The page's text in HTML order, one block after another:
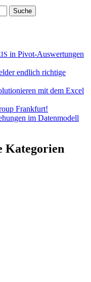
in Pivot-Auswertungen
endlich richtige
mit dem Excel
Frankfurt!
im Datenmodell
Kategorien